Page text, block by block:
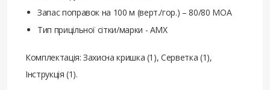
Запас поправок на 100 м (верт./гор.) – 80/80 MOA
Тип прицільної сітки/марки - AMX
Комплектація: Захисна кришка (1), Серветка (1),
Інструкція (1).